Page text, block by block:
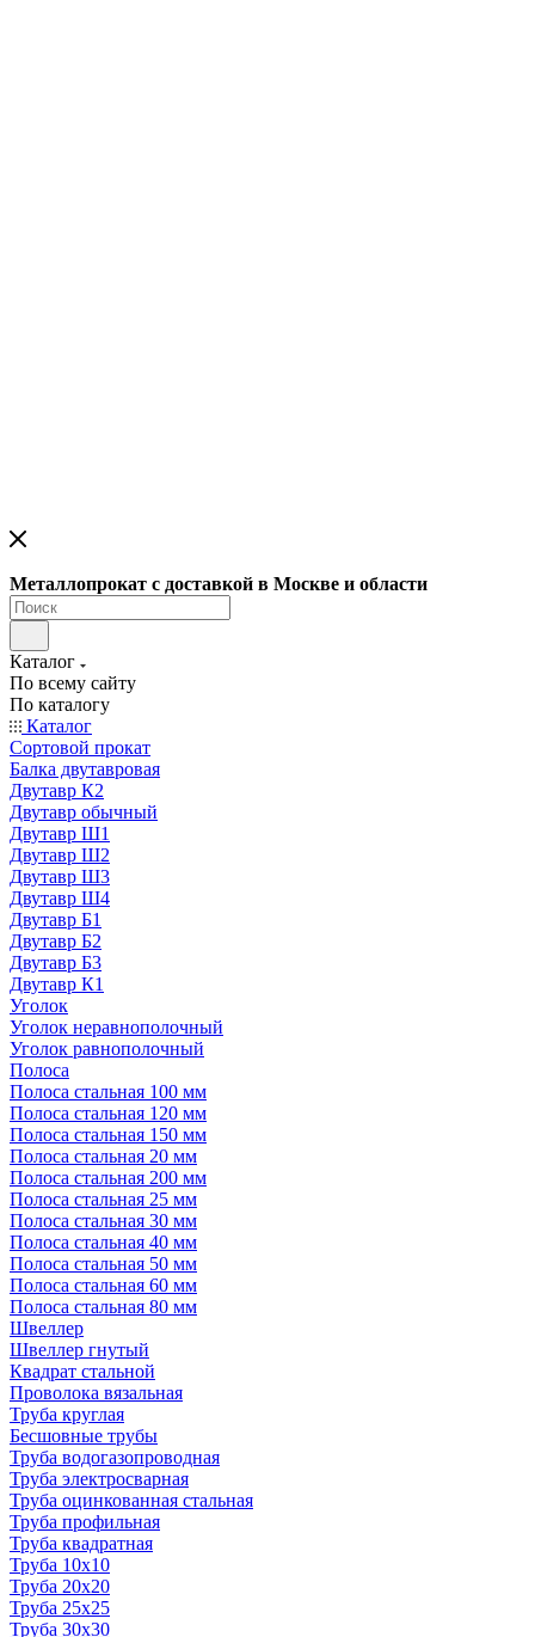
Металлопрокат с доставкой в Москве и области
Каталог
По всему сайту
По каталогу
Каталог
Сортовой прокат
Балка двутавровая
Двутавр К2
Двутавр обычный
Двутавр Ш1
Двутавр Ш2
Двутавр Ш3
Двутавр Ш4
Двутавр Б1
Двутавр Б2
Двутавр Б3
Двутавр К1
Уголок
Уголок неравнополочный
Уголок равнополочный
Полоса
Полоса стальная 100 мм
Полоса стальная 120 мм
Полоса стальная 150 мм
Полоса стальная 20 мм
Полоса стальная 200 мм
Полоса стальная 25 мм
Полоса стальная 30 мм
Полоса стальная 40 мм
Полоса стальная 50 мм
Полоса стальная 60 мм
Полоса стальная 80 мм
Швеллер
Швеллер гнутый
Квадрат стальной
Проволока вязальная
Труба круглая
Бесшовные трубы
Труба водогазопроводная
Труба электросварная
Труба оцинкованная стальная
Труба профильная
Труба квадратная
Труба 10x10
Труба 20x20
Труба 25x25
Труба 30x30